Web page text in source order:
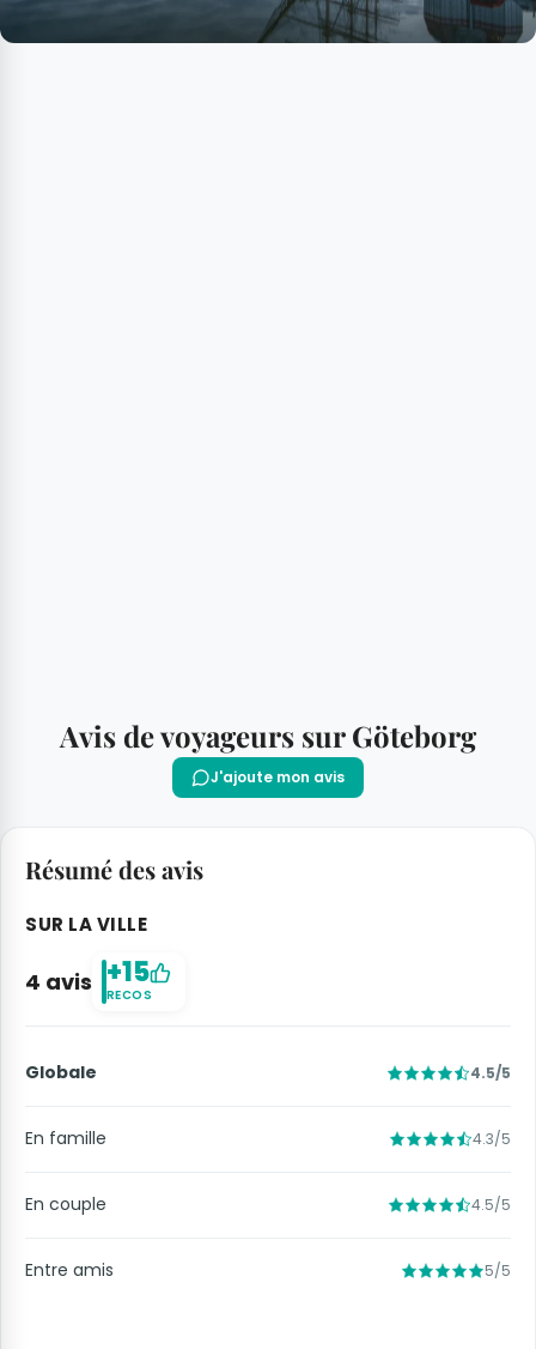
Avis de voyageurs sur Göteborg
J'ajoute mon avis
Résumé des avis
SUR LA VILLE
4 avis +15
RECOS
Globale 4.5/5
En famille 4.3/5
En couple 4.5/5
Entre amis 5/5